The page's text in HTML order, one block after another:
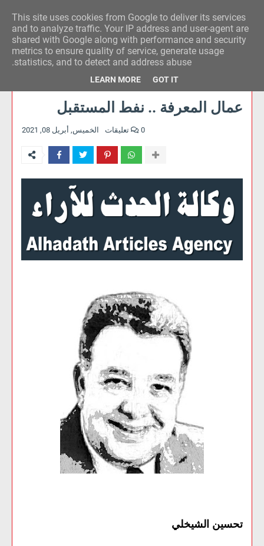
وكالة الحدث للآراء
عمال المعرفة .. نفط المستقبل
الخميس, أبريل 08, 2021 0 تعليقات
تحسين الشيخلي
This site uses cookies from Google to deliver its services
and to analyze traffic. Your IP address and user-agent are
shared with Google along with performance and security
metrics to ensure quality of service, generate usage
statistics, and to detect and address abuse.
LEARN MORE GOT IT